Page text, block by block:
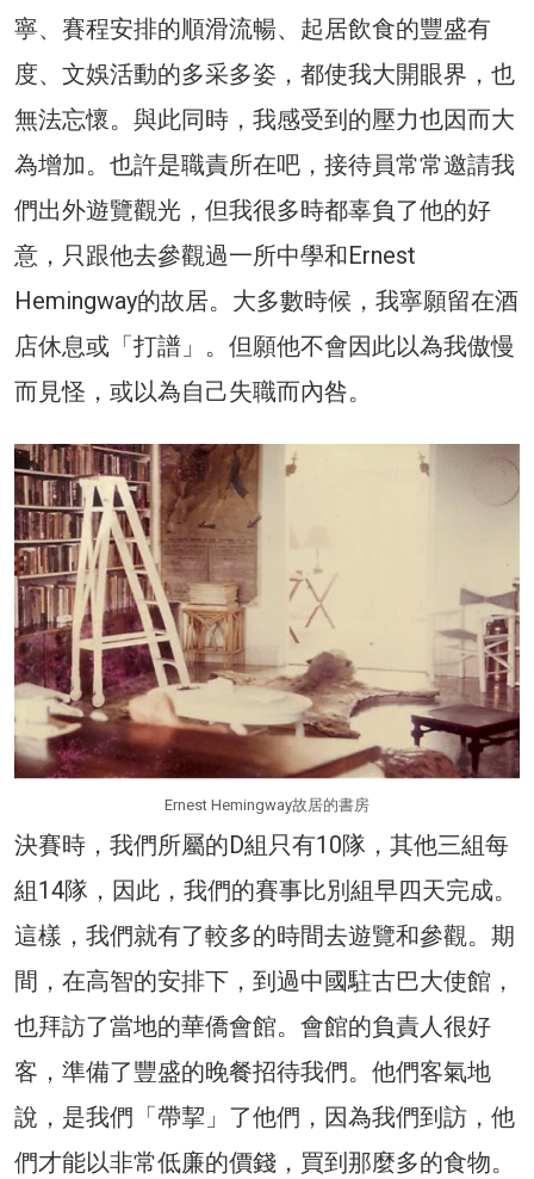
寧、賽程安排的順滑流暢、起居飲食的豐盛有
度、文娛活動的多采多姿，都使我大開眼界，也
無法忘懷。與此同時，我感受到的壓力也因而大
為增加。也許是職責所在吧，接待員常常邀請我
們出外遊覽觀光，但我很多時都辜負了他的好
意，只跟他去參觀過一所中學和Ernest
Hemingway的故居。大多數時候，我寧願留在酒
店休息或「打譜」。但願他不會因此以為我傲慢
而見怪，或以為自己失職而內咎。
Ernest Hemingway故居的書房
決賽時，我們所屬的D組只有10隊，其他三組每
組14隊，因此，我們的賽事比別組早四天完成。
這樣，我們就有了較多的時間去遊覽和參觀。期
間，在高智的安排下，到過中國駐古巴大使館，
也拜訪了當地的華僑會館。會館的負責人很好
客，準備了豐盛的晚餐招待我們。他們客氣地
說，是我們「帶挈」了他們，因為我們到訪，他
們才能以非常低廉的價錢，買到那麼多的食物。